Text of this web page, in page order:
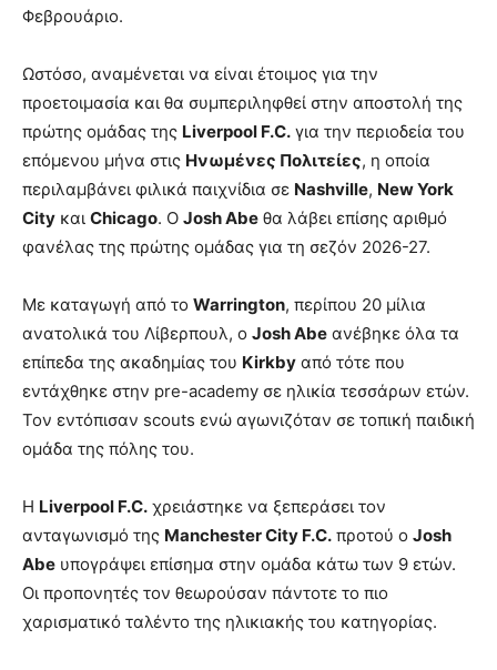
Φεβρουάριο.
Ωστόσο, αναμένεται να είναι έτοιμος για την
προετοιμασία και θα συμπεριληφθεί στην αποστολή της
πρώτης ομάδας της Liverpool F.C. για την περιοδεία του
επόμενου μήνα στις Ηνωμένες Πολιτείες, η οποία
περιλαμβάνει φιλικά παιχνίδια σε Nashville, New York
City και Chicago. Ο Josh Abe θα λάβει επίσης αριθμό
φανέλας της πρώτης ομάδας για τη σεζόν 2026-27.
Με καταγωγή από το Warrington, περίπου 20 μίλια
ανατολικά του Λίβερπουλ, ο Josh Abe ανέβηκε όλα τα
επίπεδα της ακαδημίας του Kirkby από τότε που
εντάχθηκε στην pre-academy σε ηλικία τεσσάρων ετών.
Τον εντόπισαν scouts ενώ αγωνιζόταν σε τοπική παιδική
ομάδα της πόλης του.
Η Liverpool F.C. χρειάστηκε να ξεπεράσει τον
ανταγωνισμό της Manchester City F.C. προτού ο Josh
Abe υπογράψει επίσημα στην ομάδα κάτω των 9 ετών.
Οι προπονητές τον θεωρούσαν πάντοτε το πιο
χαρισματικό ταλέντο της ηλικιακής του κατηγορίας.